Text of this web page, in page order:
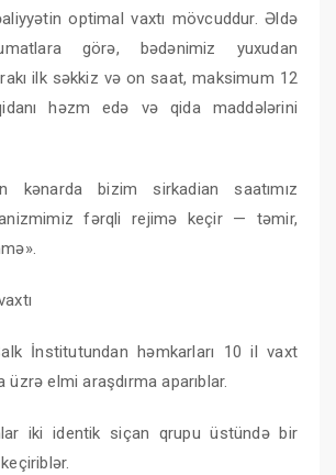
optimal vaxtı mövcuddur. Əldə
görə, bədənimiz yuxudan
ilk səkkiz və on saat, maksimum 12
həzm edə və qida maddələrini
kənarda bizim sirkadian saatımız
fərqli rejimə keçir — təmir,
İnstitutundan həmkarları 10 il vaxt
üzrə elmi araşdırma aparıblar.
iki identik siçan qrupu üstündə bir